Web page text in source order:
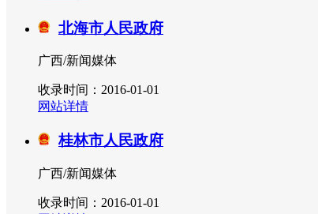
北海市人民政府
广西/新闻媒体
收录时间：2016-01-01
网站详情
桂林市人民政府
广西/新闻媒体
收录时间：2016-01-01